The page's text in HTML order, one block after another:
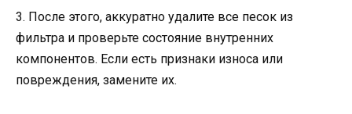
3. После этого, аккуратно удалите все песок из
фильтра и проверьте состояние внутренних
компонентов. Если есть признаки износа или
повреждения, замените их.